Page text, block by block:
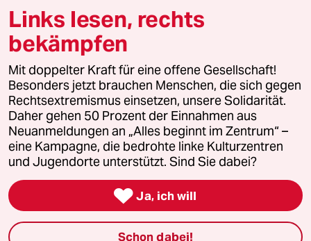
© 2026 taz Verlags und Vertriebs GmbH
Alle Rechte vorbehalten. Bei rechtlichen Fragen oder für Genehmigungen
wenden Sie sich bitte an
lizenzen@taz.de
Feedback Redaktionsstatut Kommune-Richtlinien
Leitlinie Informant Datenschutz Impressum AGB
Seitenwende Einwilligungen widerrufen (Ads)
Links lesen, rechts
bekämpfen
Mit doppelter Kraft für eine offene Gesellschaft!
Besonders jetzt brauchen Menschen, die sich gegen
Rechtsextremismus einsetzen, unsere Solidarität.
Daher gehen 50 Prozent der Einnahmen aus
Neuanmeldungen an „Alles beginnt im Zentrum“ –
eine Kampagne, die bedrohte linke Kulturzentren
und Jugendorte unterstützt. Sind Sie dabei?
 Ja, ich will
Schon dabei!